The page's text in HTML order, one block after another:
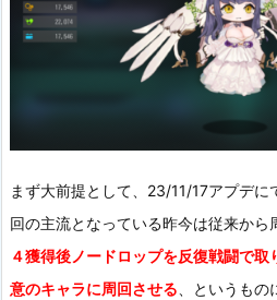
まず大前提として、23/11/17アプデ
回の主流となっている昨今は従来から
４獲得後ノードロップを反復戦闘で
意のキャラに周回させる 、というもの